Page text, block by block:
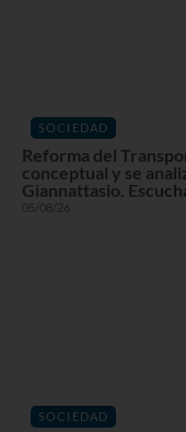
SOCIEDAD
Reforma del
conceptual y se
Giannattasio.
05/08/26
SOCIEDAD